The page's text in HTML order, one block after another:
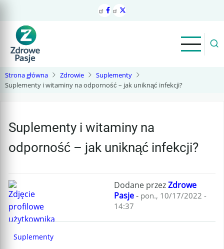
treści
Strona główna Zdrowie
Suplementy
Suplementy i witaminy na odporność – jak uniknąć infekcji?
Suplementy i witaminy na
odporność – jak uniknąć infekcji?
Dodane przezZdrowe
Pasje- pon., 10/17/2022 -
14:37
Suplementy